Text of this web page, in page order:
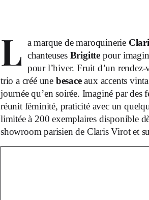
L a marque de maroquinerie
chanteuses Brigitte pour
pour l’hiver. Fruit d’un
trio a créé une besaceaux accents
journée qu’en soirée. Imaginé par des
réunit féminité, praticité avec un
limitée à 200 exemplaires disponible
showroom parisien de Claris Virot et